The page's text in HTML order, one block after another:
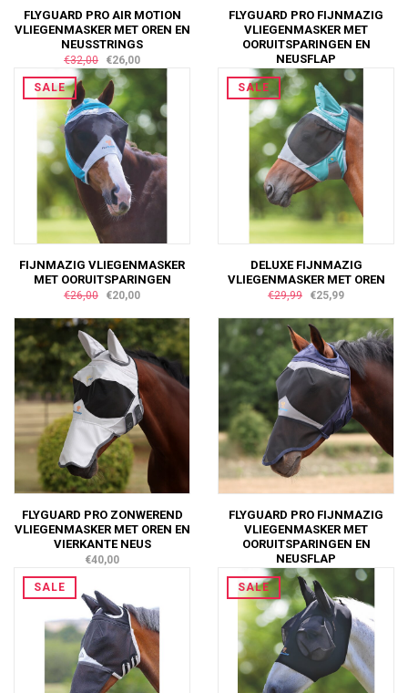
FLYGUARD PRO AIR MOTION
VLIEGENMASKER MET OREN EN
NEUSSTRINGS
€32,00 €26,00
FLYGUARD PRO FIJNMAZIG
VLIEGENMASKER MET
OORUITSPARINGEN EN
NEUSFLAP
€28,00 €15,00
SALE
FIJNMAZIG VLIEGENMASKER
MET OORUITSPARINGEN
€26,00 €20,00
SALE
DELUXE FIJNMAZIG
VLIEGENMASKER MET OREN
€29,99 €25,99
FLYGUARD PRO ZONWEREND
VLIEGENMASKER MET OREN EN
VIERKANTE NEUS
€40,00
FLYGUARD PRO FIJNMAZIG
VLIEGENMASKER MET
OORUITSPARINGEN EN
NEUSFLAP
€28,00
SALE
SALE